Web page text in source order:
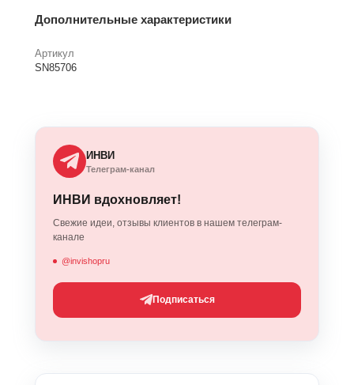
Дополнительные характеристики
Артикул
SN85706
ИНВИ
Телеграм-канал
ИНВИ вдохновляет!
Свежие идеи, отзывы клиентов в нашем телеграм-
канале
@invishopru
Подписаться